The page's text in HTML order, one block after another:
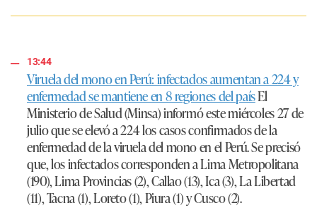
13:44
Viruela del mono en Perú: infectados aumentan a 224 y
enfermedad se mantiene en 8 regiones del paísEl
Ministerio de Salud (Minsa) informó este miércoles 27 de
julio que se elevó a 224 los casos confirmados de la
enfermedad de la viruela del mono en el Perú. Se precisó
que, los infectados corresponden a Lima Metropolitana
(190), Lima Provincias (2), Callao (13), Ica (3), La Libertad
(11), Tacna (1), Loreto (1), Piura (1) y Cusco (2).